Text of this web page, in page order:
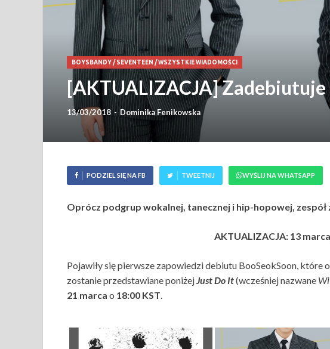
BOYSBANDY/ SEVENTEEN /WSZYSTKIE WIADOMOŚCI
[AKTUALIZACJA] Zadebiutuje
13/03/2018 - Dominika Fenikowska
PODZIEL SIĘ NA FB TWEETNIJ WYŚLIJ NA WHATSAPP
Oprócz podgrup wokalnej, tanecznej i hip-hopowej,
AKTUALIZACJA: 13
Pojawiły się pierwsze zapowiedzi debiutu BooSeokSoon, które
zostanie przedstawiane poniżejJust Do It(wcześniej nazwane
21 marca o 18:00 KST.